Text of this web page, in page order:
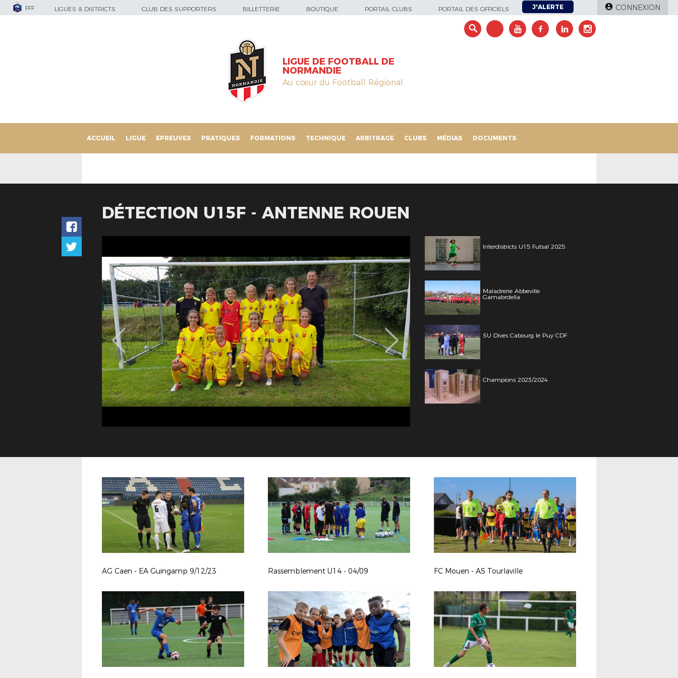
FFF LIGUES & DISTRICTS CLUB DES SUPPORTERS BILLETTERIE BOUTIQUE PORTAIL CLUBS PORTAIL DES OFFICIELS J'ALERTE CONNEXION
LIGUE DE FOOTBALL DE
NORMANDIE
Au cœur du Football Régional
ACCUEIL LIGUE EPREUVES PRATIQUES FORMATIONS TECHNIQUE ARBITRAGE CLUBS MÉDIAS DOCUMENTS
DÉTECTION U15F - ANTENNE ROUEN
Interdistricts U15 Futsal 2025
Maladrerie Abbeville
Gamabrdella
SU Dives Cabourg le Puy CDF
Champions 2023/2024
AG Caen - EA Guingamp 9/12/23 Rassemblement U14 - 04/09 FC Mouen - AS Tourlaville